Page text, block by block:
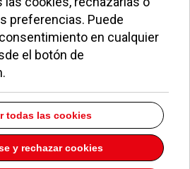
30 NOVIEMBRE 2021